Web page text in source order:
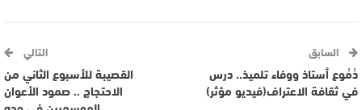
السابق
دُمُوع أستاذ ووفاء تلميذ.. درس
في ثقافة الاعتراف(فيديو مؤثر)
التالي
القصيبة للأسبوع الثاني من
الاحتجاج .. صمود الأعوان